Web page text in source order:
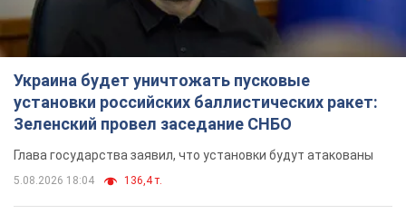
Украина будет уничтожать пусковые
установки российских баллистических ракет:
Зеленский провел заседание СНБО
Глава государства заявил, что установки будут атакованы
5.08.2026 18:04 136,4 т.